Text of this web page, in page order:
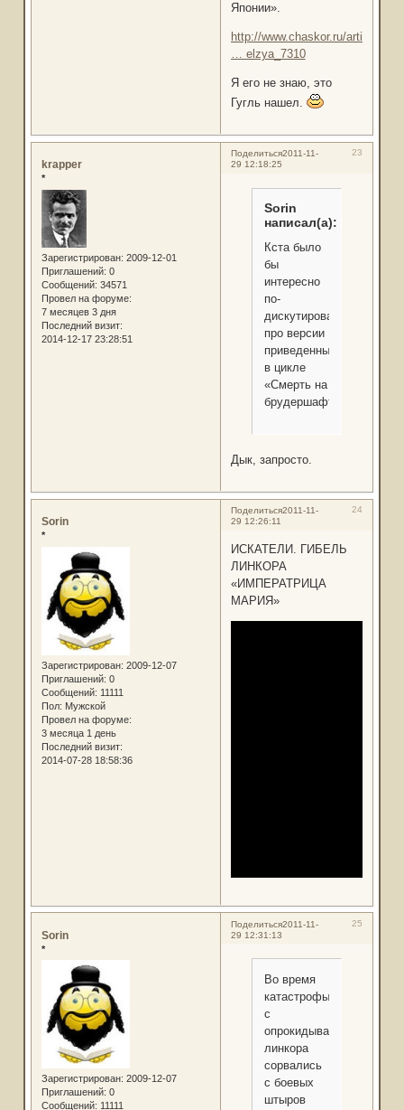
Японии».
http://www.chaskor.ru/article/
… elzya_7310
Я его не знаю, это
Гугль нашел.
Поделиться 23
2011-11-
29 12:18:25
krapper
*
Зарегистрирован: 2009-12-01
Приглашений: 0
Сообщений: 34571
Провел на форуме:
7 месяцев 3 дня
Последний визит:
2014-12-17 23:28:51
Sorin
написал(а):
Кста было
бы
интересно
по-
дискутировать
про версии
приведенных
в цикле
«Смерть на
брудершафт»
Дык, запросто.
Поделиться 24
2011-11-
29 12:26:11
Sorin
*
Зарегистрирован: 2009-12-07
Приглашений: 0
Сообщений: 11111
Пол: Мужской
Провел на форуме:
3 месяца 1 день
Последний визит:
2014-07-28 18:58:36
ИСКАТЕЛИ. ГИБЕЛЬ
ЛИНКОРА
«ИМПЕРАТРИЦА
МАРИЯ»
Поделиться 25
2011-11-
29 12:31:13
Sorin
*
Зарегистрирован: 2009-12-07
Приглашений: 0
Сообщений: 11111
Во время
катастрофы
с
опрокидывающегося
линкора
сорвались
с боевых
штыров